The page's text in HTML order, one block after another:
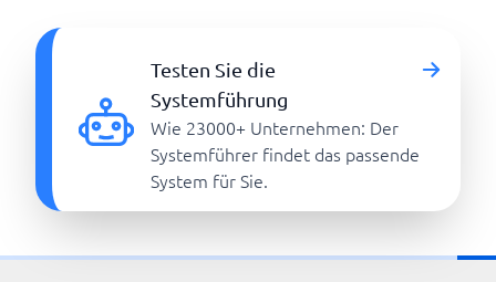
Testen Sie die
Systemführung
Wie 23000+ Unternehmen: Der
Systemführer findet das passende
System für Sie.